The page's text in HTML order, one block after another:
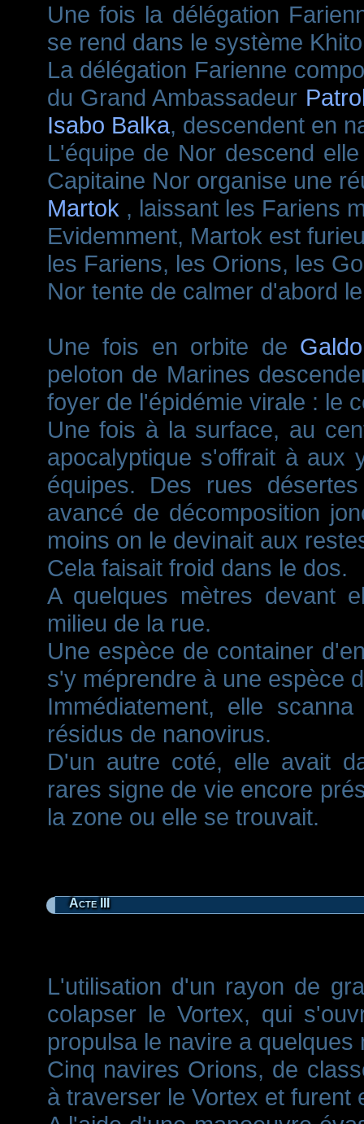
Une fois la délégation
se rend dans le système
La délégation Farienne
du Grand Ambassadeur
Isabo Balka, descendent en
L'équipe de Nor descend
Capitaine Nor organise une
Martok , laissant les Fariens
Evidemment, Martok est
les Fariens, les Orions, les
Nor tente de calmer d'abord
Une fois en orbite de
peloton de Marines
foyer de l'épidémie virale : le
Une fois à la surface, au
apocalyptique s'offrait à aux
équipes. Des rues
avancé de décomposition
moins on le devinait aux
Cela faisait froid dans le dos.
A quelques mètres devant
milieu de la rue.
Une espèce de container
s'y méprendre à une espèce
Immédiatement, elle
résidus de nanovirus.
D'un autre coté, elle avait
rares signe de vie encore
la zone ou elle se trouvait.
Acte III
L'utilisation d'un rayon de
colapser le Vortex, qui
propulsa le navire a
Cinq navires Orions, de
à traverser le Vortex et furent